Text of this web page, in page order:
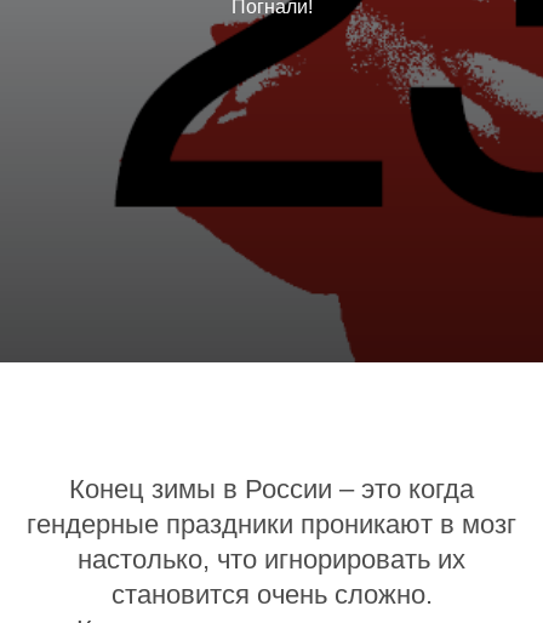
Погнали!
Конец зимы в России – это когда
гендерные праздники проникают в мозг
настолько, что игнорировать их
становится очень сложно.